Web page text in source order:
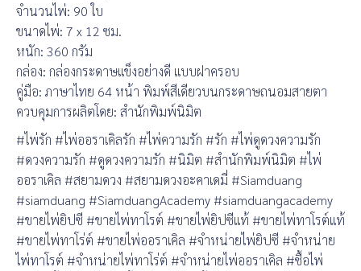
จำนวนไพ่: 90 ใบ
ขนาดไพ่: 7 x 12 ซม.
หนัก: 360 กรัม
กล่อง: กล่องกระดาษแข็งอย่างดี แบบฝาครอบ
คู่มือ: ภาษาไทย 64 หน้า พิมพ์สีเดียวบนกระดาษถนอมสายตา
ควบคุมการผลิตโดย: สำนักพิมพ์นิมิต
#ไพ่รัก #ไพ่ออราเคิลรัก #ไพ่ความรัก #รัก #ไพ่ดูดวงความรัก
#ดวงความรัก #ดูดวงความรัก #นิมิต #สำนักพิมพ์นิมิต #ไพ่
ออราเคิล #สยามดวง #สยามดวงอะคาเดมี่ #Siamduang
#siamduang #SiamduangAcademy #siamduangacademy
#ขายไพ่ยิปซี #ขายไพ่ทาโรต์ #ขายไพ่ยิปซีแท้ #ขายไพ่ทาโรต์แท้
#ขายไพ่ทาโร่ต์ #ขายไพ่ออราเคิล #จำหน่ายไพ่ยิปซี #จำหน่าย
ไพ่ทาโรต์ #จำหน่ายไพ่ทาโร่ต์ #จำหน่ายไพ่ออราเคิล #ซื้อไพ่